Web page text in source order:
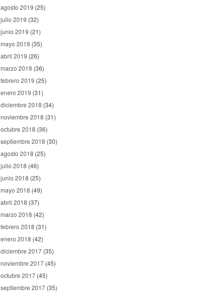
agosto 2019 (25)
julio 2019 (32)
junio 2019 (21)
mayo 2019 (35)
abril 2019 (26)
marzo 2019 (36)
febrero 2019 (25)
enero 2019 (31)
diciembre 2018 (34)
noviembre 2018 (31)
octubre 2018 (36)
septiembre 2018 (30)
agosto 2018 (25)
julio 2018 (46)
junio 2018 (25)
mayo 2018 (49)
abril 2018 (37)
marzo 2018 (42)
febrero 2018 (31)
enero 2018 (42)
diciembre 2017 (35)
noviembre 2017 (45)
octubre 2017 (45)
septiembre 2017 (35)